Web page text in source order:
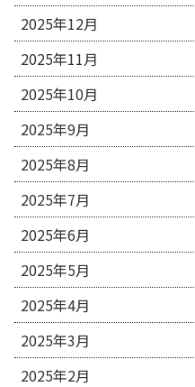
2025年12月
2025年11月
2025年10月
2025年9月
2025年8月
2025年7月
2025年6月
2025年5月
2025年4月
2025年3月
2025年2月